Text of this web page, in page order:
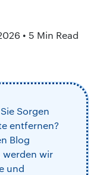
• 5 Min Read
Sorgen
entfernen?
Blog
werden wir
und